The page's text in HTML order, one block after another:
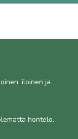
iloinen ja
hontelo.